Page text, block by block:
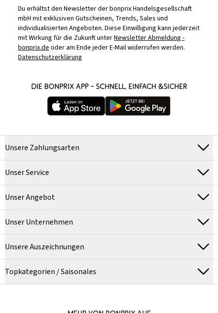
Du erhältst den Newsletter der bonprix Handelsgesellschaft
mbH mit exklusiven Gutscheinen, Trends, Sales und
individualisierten Angeboten. Diese Einwilligung kann jederzeit
mit Wirkung für die Zukunft unterNewsletter Abmeldung -
bonprix.deoder am Ende jeder E-Mail widerrufen werden.
Datenschutzerklärung
DIE BONPRIX APP – SCHNELL, EINFACH &SICHER
Unsere Zahlungsarten
Unser Service
Unser Angebot
Unser Unternehmen
Unsere Auszeichnungen
Topkategorien / Saisonales